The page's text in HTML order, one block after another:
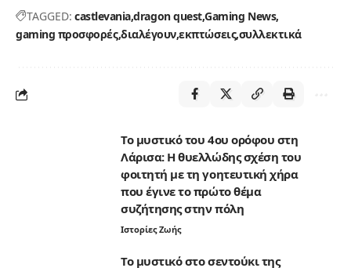
TAGGED: castlevaniadragon questGaming News
gaming προσφορέςδιαλέγουνεκπτώσεις συλλεκτικά
Το μυστικό του 4ου ορόφου στη
Λάρισα: Η θυελλώδης σχέση του
φοιτητή με τη γοητευτική χήρα
που έγινε το πρώτο θέμα
συζήτησης στην πόλη
Ιστορίες Ζωής
Το μυστικό στο σεντούκι της